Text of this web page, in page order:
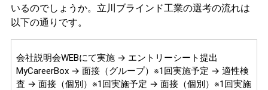
いるのでしょうか。立川ブラインド工業の選考の流れは
以下の通りです。
会社説明会WEBにて実施 → エントリーシート提出
MyCareerBox → 面接（グループ）※1回実施予定 → 適性検
査 → 面接（個別）※1回実施予定 → 面接（個別）※1回実施